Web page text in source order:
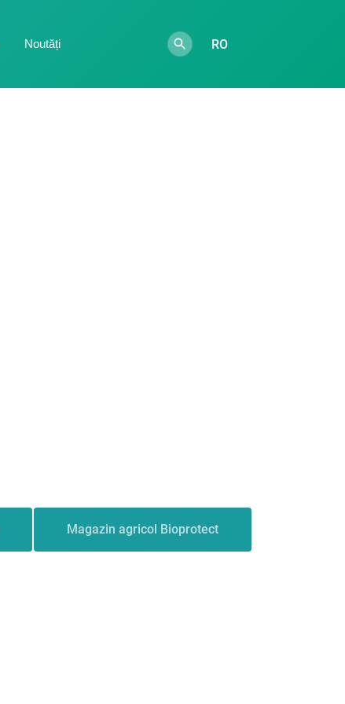
Noutăți RO
Magazin agricol Bioprotect